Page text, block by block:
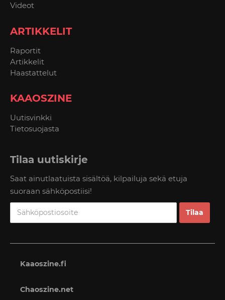
Videot
ARTIKKELIT
Raportit
Artikkelit
Haastattelut
KAAOSZINE
Uutisvinkki
Tietosuojasta
Tilaa uutiskirje
Saat ainutlaatuista sisältöä, kilpailuja sekä etuja
suoraan sähköpostiisi!
Kaaoszine.fi
Chaoszine.net